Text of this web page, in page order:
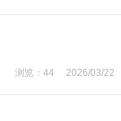
浏览：44 2026/03/22